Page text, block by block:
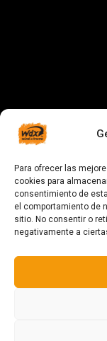
Para ofrecer las
cookies para
consentimiento de
el comportamiento de
sitio. No consentir o
negativamente a